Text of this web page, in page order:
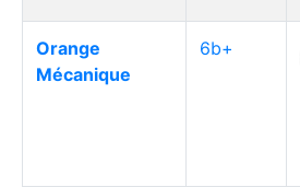
Orange
Mécanique
6b+